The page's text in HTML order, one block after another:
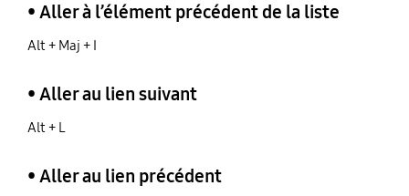
• Aller à l’élément précédent de la liste
Alt + Maj + I
• Aller au lien suivant
Alt + L
• Aller au lien précédent